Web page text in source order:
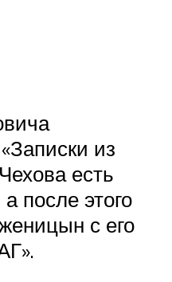
из
есть
после этого
с его